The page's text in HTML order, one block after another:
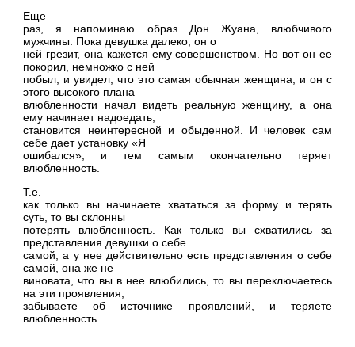
Еще
раз, я напоминаю образ Дон Жуана, влюбчивого
мужчины. Пока девушка далеко, он о
ней грезит, она кажется ему совершенством. Но вот он ее
покорил, немножко с ней
побыл, и увидел, что это самая обычная женщина, и он с
этого высокого плана
влюбленности начал видеть реальную женщину, а она
ему начинает надоедать,
становится неинтересной и обыденной. И человек сам
себе дает установку «Я
ошибался», и тем самым окончательно теряет
влюбленность.
Т.е.
как только вы начинаете хвататься за форму и терять
суть, то вы склонны
потерять влюбленность. Как только вы схватились за
представления девушки о себе
самой, а у нее действительно есть представления о себе
самой, она же не
виновата, что вы в нее влюбились, то вы переключаетесь
на эти проявления,
забываете об источнике проявлений, и теряете
влюбленность.